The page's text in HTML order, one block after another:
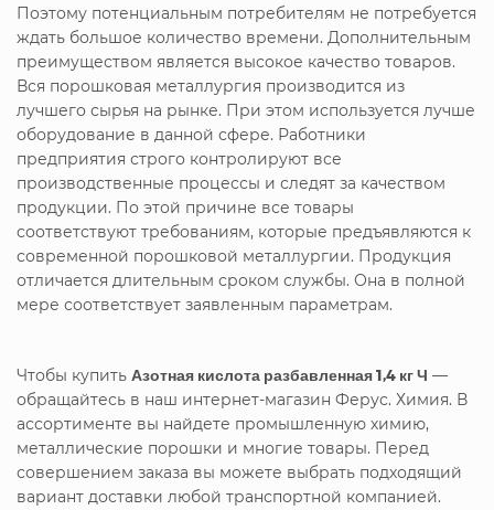
Поэтому потенциальным потребителям не потребуется
ждать большое количество времени. Дополнительным
преимуществом является высокое качество товаров.
Вся порошковая металлургия производится из
лучшего сырья на рынке. При этом используется лучше
оборудование в данной сфере. Работники
предприятия строго контролируют все
производственные процессы и следят за качеством
продукции. По этой причине все товары
соответствуют требованиям, которые предъявляются к
современной порошковой металлургии. Продукция
отличается длительным сроком службы. Она в полной
мере соответствует заявленным параметрам.
Чтобы купить Азотная кислота разбавленная 1,4 кг Ч —
обращайтесь в наш интернет-магазин Ферус. Химия. В
ассортименте вы найдете промышленную химию,
металлические порошки и многие товары. Перед
совершением заказа вы можете выбрать подходящий
вариант доставки любой транспортной компанией.